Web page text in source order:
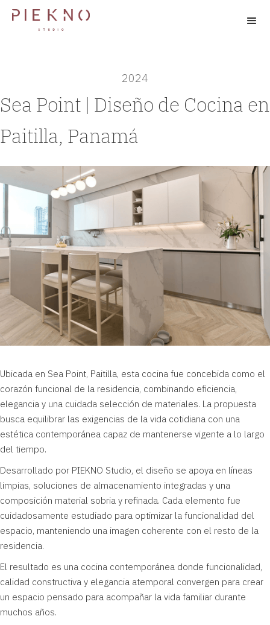
2024
Sea Point | Diseño de Cocina en
Paitilla, Panamá
Ubicada en Sea Point, Paitilla, esta cocina fue concebida como el
corazón funcional de la residencia, combinando eficiencia,
elegancia y una cuidada selección de materiales. La propuesta
busca equilibrar las exigencias de la vida cotidiana con una
estética contemporánea capaz de mantenerse vigente a lo largo
del tiempo.
Desarrollado por PIEKNO Studio, el diseño se apoya en líneas
limpias, soluciones de almacenamiento integradas y una
composición material sobria y refinada. Cada elemento fue
cuidadosamente estudiado para optimizar la funcionalidad del
espacio, manteniendo una imagen coherente con el resto de la
residencia.
El resultado es una cocina contemporánea donde funcionalidad,
calidad constructiva y elegancia atemporal convergen para crear
un espacio pensado para acompañar la vida familiar durante
muchos años.